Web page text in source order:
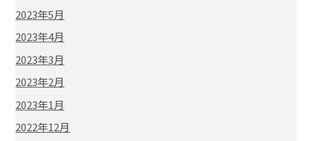
2023年5月
2023年4月
2023年3月
2023年2月
2023年1月
2022年12月